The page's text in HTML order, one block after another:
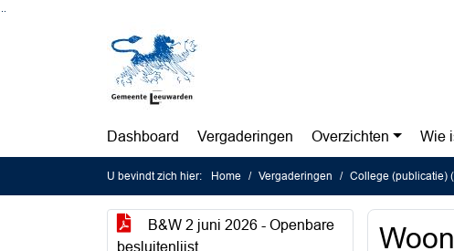
Dashboard Vergaderingen Overzichten Wie
U bevindt zich hier: Home Vergaderingen College (publicatie)
B&W 2 juni 2026 - Openbare
besluitenlijst